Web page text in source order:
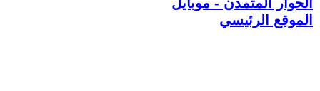
الموقع الرئيسي